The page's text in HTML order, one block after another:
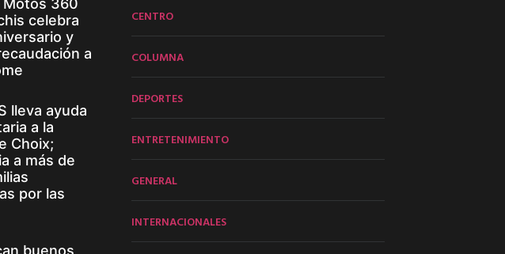
celebra
y
a
lleva ayuda
a la
Choix;
a más de
por las
buenos
CENTRO
COLUMNA
DEPORTES
ENTRETENIMIENTO
GENERAL
INTERNACIONALES